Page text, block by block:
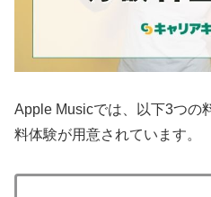
Apple Musicでは、以下3つの
料体験が用意されています。